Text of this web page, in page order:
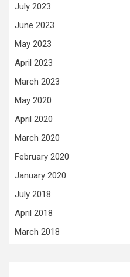
July 2023
June 2023
May 2023
April 2023
March 2023
May 2020
April 2020
March 2020
February 2020
January 2020
July 2018
April 2018
March 2018